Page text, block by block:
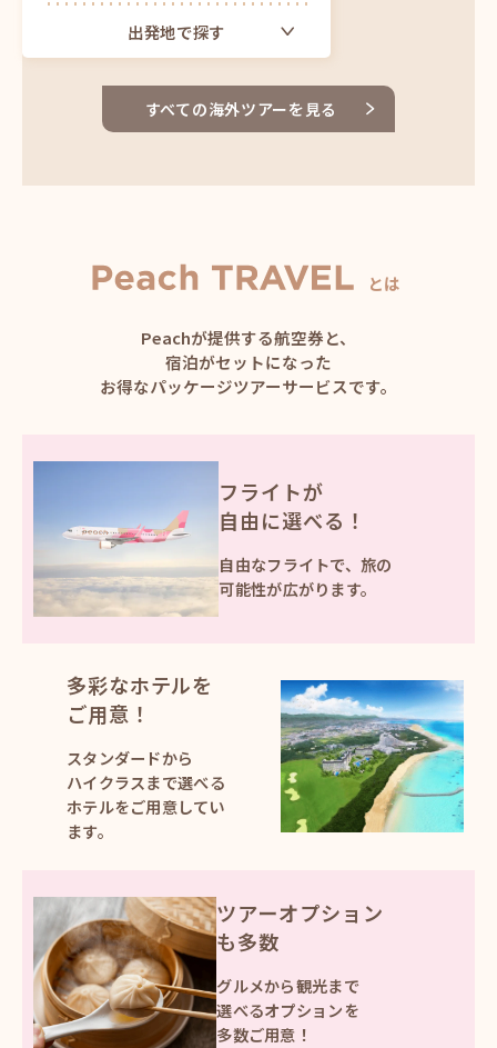
出発地で探す
大阪（関西）発
すべての海外ツアーを見る
とは
Peachが提供する航空券と、
宿泊がセットになった
お得なパッケージツアーサービスです。
フライトが
自由に選べる！
自由なフライトで、 旅の
可能性が広がります。
多彩なホテルを
ご用意！
スタンダードから
ハイクラスまで選べる
ホテルをご用意してい
ます。
ツアーオプション
も多数
グルメから観光まで
選べるオプションを
多数ご用意！